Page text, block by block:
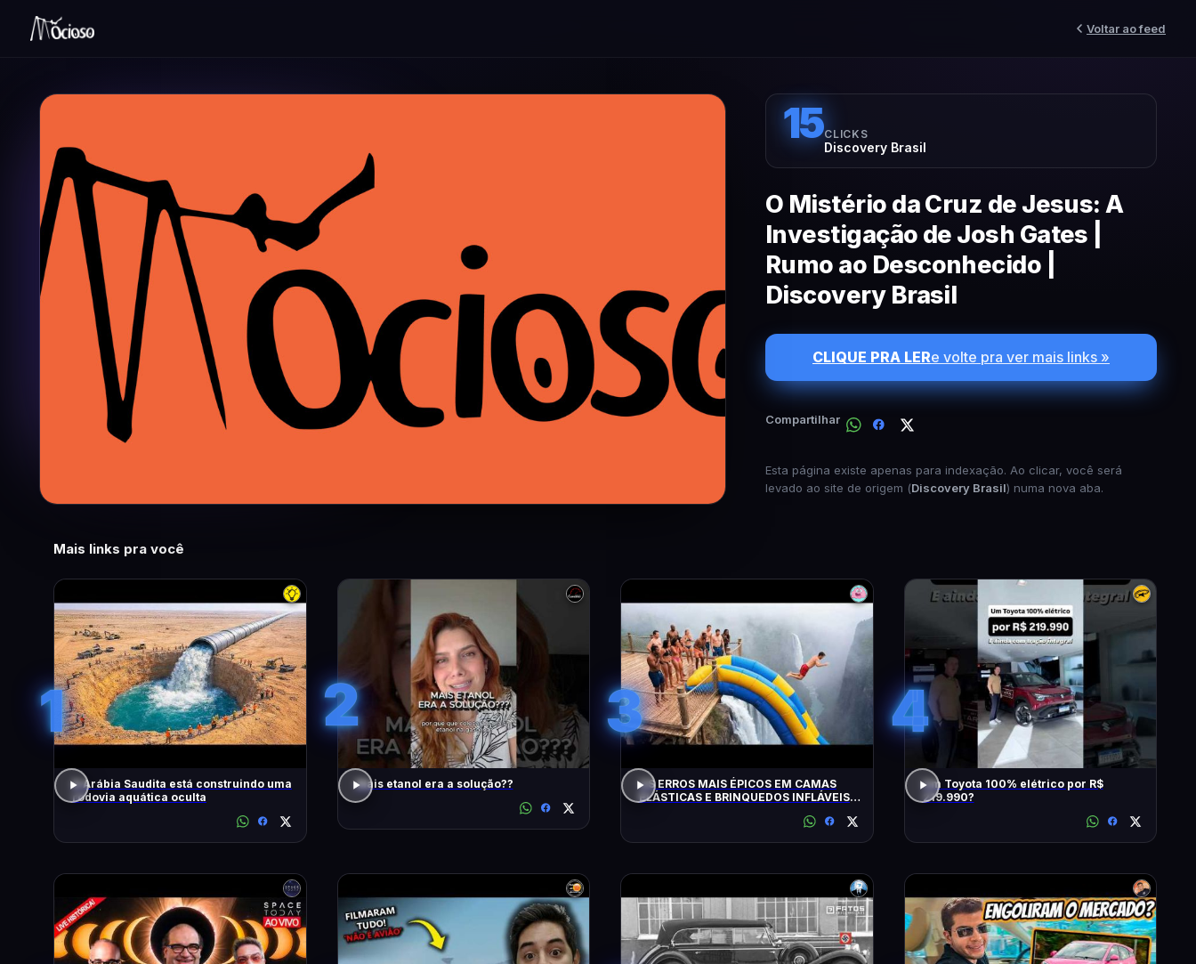
Voltar ao feed
15CLICKS
Discovery Brasil
O Mistério da Cruz de Jesus: A
Investigação de Josh Gates |
Rumo ao Desconhecido |
Discovery Brasil
CLIQUE PRA LERe volte pra ver mais links »
Compartilhar
Esta página existe apenas para indexação. Ao clicar, você será
levado ao site de origem (Discovery Brasil) numa nova aba.
Mais links pra você
1
A Arábia Saudita está construindo uma
rodovia aquática oculta
2
Mais etanol era a solução??
3
OS ERROS MAIS ÉPICOS EM CAMAS
ELÁSTICAS E BRINQUEDOS INFLÁVEIS
4
Um Toyota 100% elétrico por R$
219.990?